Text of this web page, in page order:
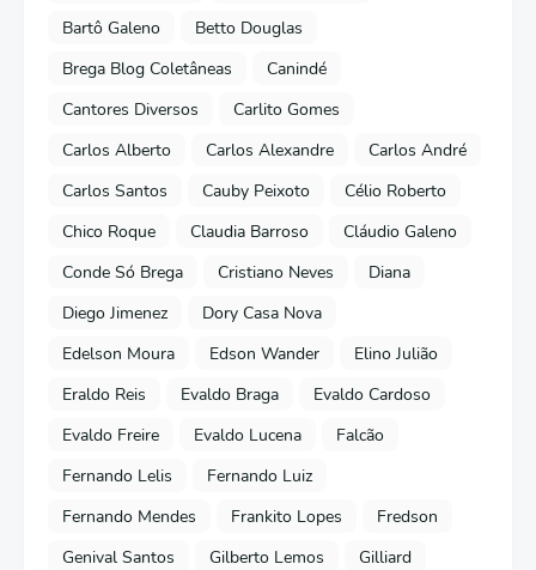
Bartô Galeno
Betto Douglas
Brega Blog Coletâneas
Canindé
Cantores Diversos
Carlito Gomes
Carlos Alberto
Carlos Alexandre
Carlos André
Carlos Santos
Cauby Peixoto
Célio Roberto
Chico Roque
Claudia Barroso
Cláudio Galeno
Conde Só Brega
Cristiano Neves
Diana
Diego Jimenez
Dory Casa Nova
Edelson Moura
Edson Wander
Elino Julião
Eraldo Reis
Evaldo Braga
Evaldo Cardoso
Evaldo Freire
Evaldo Lucena
Falcão
Fernando Lelis
Fernando Luiz
Fernando Mendes
Frankito Lopes
Fredson
Genival Santos
Gilberto Lemos
Gilliard